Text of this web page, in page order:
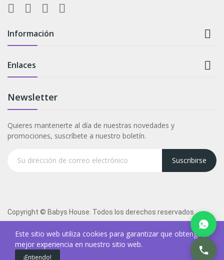
Información 
Enlaces 
Newsletter
Quieres mantenerte al día de nuestras novedades y
promociones, suscríbete a nuestro boletín.
Suscribirse
Copyright © Babys House. Todos los derechos reservados
Este sitio web utiliza cookies para garantizar que obtenga la
mejor experiencia en nuestro sitio web.
¡Entiendo!